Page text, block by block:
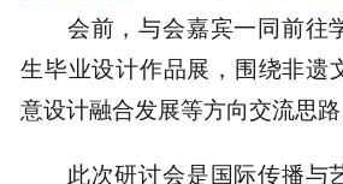
会前，与会嘉宾一同前往
生毕业设计作品展，围绕非遗
意设计融合发展等方向交流思路
此次研讨会是国际传播与